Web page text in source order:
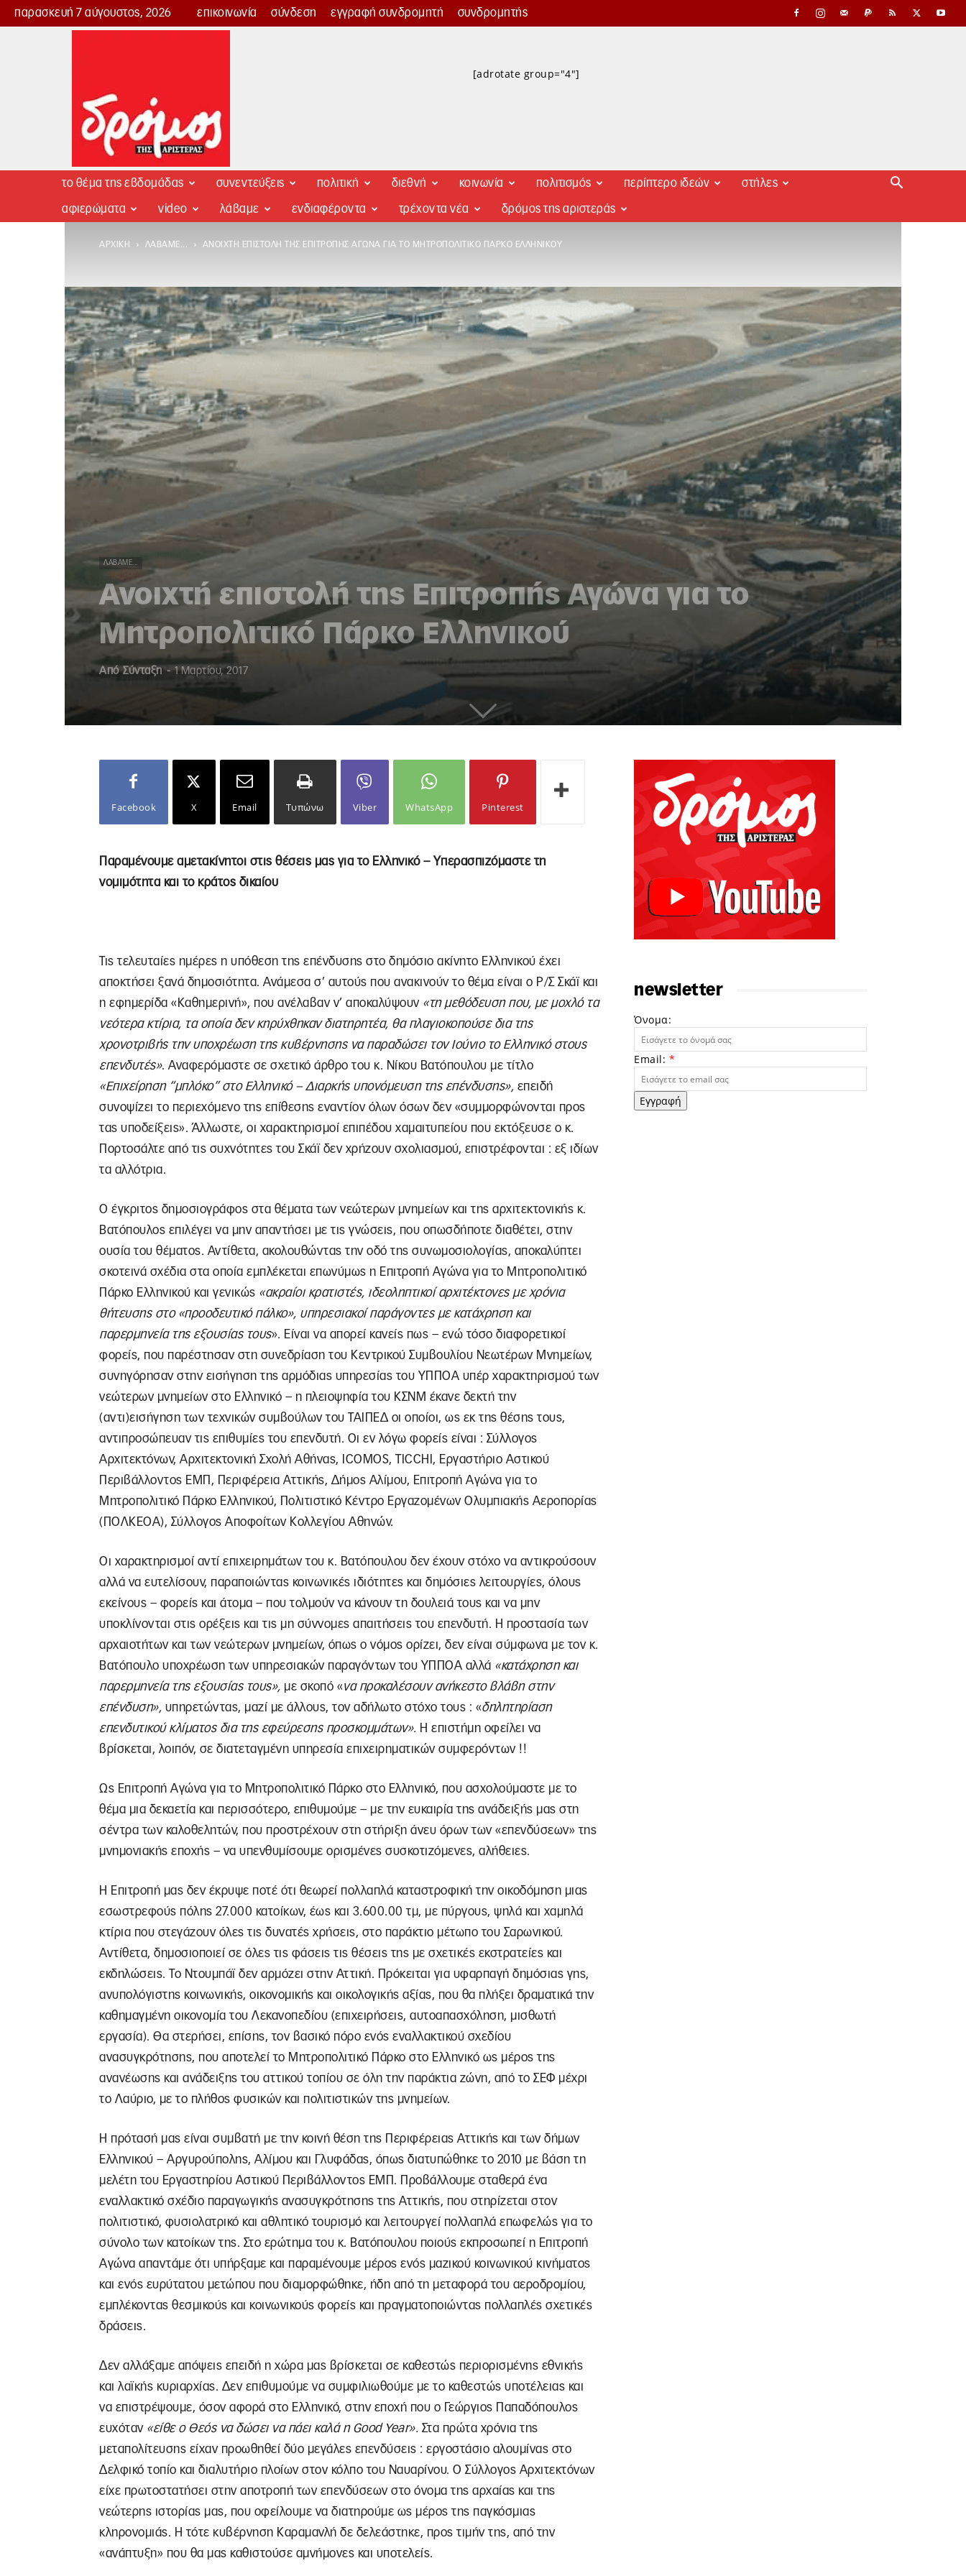
παρασκευή 7 αύγουστος, 2026 επικοινωνία σύνδεση εγγραφή συνδρομητή συνδρομητής
Δρόμος
[adrotate group="4"]
το θέμα της εβδομάδας συνεντεύξεις πολιτική διεθνή κοινωνία πολιτισμός περίπτερο ιδεών στήλες
αφιερώματα video λάβαμε ενδιαφέροντα τρέχοντα νέα δρόμος της αριστεράς
ΑΡΧΙΚΉ ΛΆΒΑΜΕ... ΑΝΟΙΧΤΉ ΕΠΙΣΤΟΛΉ ΤΗΣ ΕΠΙΤΡΟΠΉΣ ΑΓΏΝΑ ΓΙΑ ΤΟ ΜΗΤΡΟΠΟΛΙΤΙΚΌ ΠΆΡΚΟ ΕΛΛΗΝΙΚΟΎ
ΛΆΒΑΜΕ...
Ανοιχτή επιστολή της Επιτροπής Αγώνα για το
Μητροπολιτικό Πάρκο Ελληνικού
Από Σύνταξη - 1 Μαρτίου, 2017
Facebook X Email Τυπώνω Viber WhatsApp Pinterest
Παραμένουμε αμετακίνητοι στις θέσεις μας για το Ελληνικό – Υπερασπιζόμαστε τη
νομιμότητα και το κράτος δικαίου
Τις τελευταίες ημέρες η υπόθεση της επένδυσης στο δημόσιο ακίνητο Ελληνικού έχει
αποκτήσει ξανά δημοσιότητα. Ανάμεσα σ’ αυτούς που ανακινούν το θέμα είναι ο Ρ/Σ Σκάϊ και
η εφημερίδα «Καθημερινή», που ανέλαβαν ν’ αποκαλύψουν «τη μεθόδευση που, με μοχλό τα
νεότερα κτίρια, τα οποία δεν κηρύχθηκαν διατηρητέα, θα πλαγιοκοπούσε δια της
χρονοτριβής την υποχρέωση της κυβέρνησης να παραδώσει τον Ιούνιο το Ελληνικό στους
επενδυτές». Αναφερόμαστε σε σχετικό άρθρο του κ. Νίκου Βατόπουλου με τίτλο
«Επιχείρηση “μπλόκο” στο Ελληνικό – Διαρκής υπονόμευση της επένδυσης», επειδή
συνοψίζει το περιεχόμενο της επίθεσης εναντίον όλων όσων δεν «συμμορφώνονται προς
τας υποδείξεις». Άλλωστε, οι χαρακτηρισμοί επιπέδου χαμαιτυπείου που εκτόξευσε ο κ.
Πορτοσάλτε από τις συχνότητες του Σκάϊ δεν χρήζουν σχολιασμού, επιστρέφονται : εξ ιδίων
τα αλλότρια.
Ο έγκριτος δημοσιογράφος στα θέματα των νεώτερων μνημείων και της αρχιτεκτονικής κ.
Βατόπουλος επιλέγει να μην απαντήσει με τις γνώσεις, που οπωσδήποτε διαθέτει, στην
ουσία του θέματος. Αντίθετα, ακολουθώντας την οδό της συνωμοσιολογίας, αποκαλύπτει
σκοτεινά σχέδια στα οποία εμπλέκεται επωνύμως η Επιτροπή Αγώνα για το Μητροπολιτικό
Πάρκο Ελληνικού και γενικώς «ακραίοι κρατιστές, ιδεοληπτικοί αρχιτέκτονες με χρόνια
θήτευσης στο «προοδευτικό πάλκο», υπηρεσιακοί παράγοντες με κατάχρηση και
παρερμηνεία της εξουσίας τους». Είναι να απορεί κανείς πως – ενώ τόσο διαφορετικοί
φορείς, που παρέστησαν στη συνεδρίαση του Κεντρικού Συμβουλίου Νεωτέρων Μνημείων,
συνηγόρησαν στην εισήγηση της αρμόδιας υπηρεσίας του ΥΠΠΟΑ υπέρ χαρακτηρισμού των
νεώτερων μνημείων στο Ελληνικό – η πλειοψηφία του ΚΣΝΜ έκανε δεκτή την
(αντι)εισήγηση των τεχνικών συμβούλων του ΤΑΙΠΕΔ οι οποίοι, ως εκ της θέσης τους,
αντιπροσώπευαν τις επιθυμίες του επενδυτή. Οι εν λόγω φορείς είναι : Σύλλογος
Αρχιτεκτόνων, Αρχιτεκτονική Σχολή Αθήνας, ICOMOS, TICCHI, Εργαστήριο Αστικού
Περιβάλλοντος ΕΜΠ, Περιφέρεια Αττικής, Δήμος Αλίμου, Επιτροπή Αγώνα για το
Μητροπολιτικό Πάρκο Ελληνικού, Πολιτιστικό Κέντρο Εργαζομένων Ολυμπιακής Αεροπορίας
(ΠΟΛΚΕΟΑ), Σύλλογος Αποφοίτων Κολλεγίου Αθηνών.
Οι χαρακτηρισμοί αντί επιχειρημάτων του κ. Βατόπουλου δεν έχουν στόχο να αντικρούσουν
αλλά να ευτελίσουν, παραποιώντας κοινωνικές ιδιότητες και δημόσιες λειτουργίες, όλους
εκείνους – φορείς και άτομα – που τολμούν να κάνουν τη δουλειά τους και να μην
υποκλίνονται στις ορέξεις και τις μη σύννομες απαιτήσεις του επενδυτή. Η προστασία των
αρχαιοτήτων και των νεώτερων μνημείων, όπως ο νόμος ορίζει, δεν είναι σύμφωνα με τον κ.
Βατόπουλο υποχρέωση των υπηρεσιακών παραγόντων του ΥΠΠΟΑ αλλά «κατάχρηση και
παρερμηνεία της εξουσίας τους», με σκοπό «να προκαλέσουν ανήκεστο βλάβη στην
επένδυση», υπηρετώντας, μαζί με άλλους, τον αδήλωτο στόχο τους : «δηλητηρίαση
επενδυτικού κλίματος δια της εφεύρεσης προσκομμάτων». Η επιστήμη οφείλει να
βρίσκεται, λοιπόν, σε διατεταγμένη υπηρεσία επιχειρηματικών συμφερόντων !!
Ως Επιτροπή Αγώνα για το Μητροπολιτικό Πάρκο στο Ελληνικό, που ασχολούμαστε με το
θέμα μια δεκαετία και περισσότερο, επιθυμούμε – με την ευκαιρία της ανάδειξής μας στη
σέντρα των καλοθελητών, που προστρέχουν στη στήριξη άνευ όρων των «επενδύσεων» της
μνημονιακής εποχής – να υπενθυμίσουμε ορισμένες συσκοτιζόμενες, αλήθειες.
Η Επιτροπή μας δεν έκρυψε ποτέ ότι θεωρεί πολλαπλά καταστροφική την οικοδόμηση μιας
εσωστρεφούς πόλης 27.000 κατοίκων, έως και 3.600.00 τμ, με πύργους, ψηλά και χαμηλά
κτίρια που στεγάζουν όλες τις δυνατές χρήσεις, στο παράκτιο μέτωπο του Σαρωνικού.
Αντίθετα, δημοσιοποιεί σε όλες τις φάσεις τις θέσεις της με σχετικές εκστρατείες και
εκδηλώσεις. Το Ντουμπάϊ δεν αρμόζει στην Αττική. Πρόκειται για υφαρπαγή δημόσιας γης,
ανυπολόγιστης κοινωνικής, οικονομικής και οικολογικής αξίας, που θα πλήξει δραματικά την
καθημαγμένη οικονομία του Λεκανοπεδίου (επιχειρήσεις, αυτοαπασχόληση, μισθωτή
εργασία). Θα στερήσει, επίσης, τον βασικό πόρο ενός εναλλακτικού σχεδίου
ανασυγκρότησης, που αποτελεί το Μητροπολιτικό Πάρκο στο Ελληνικό ως μέρος της
ανανέωσης και ανάδειξης του αττικού τοπίου σε όλη την παράκτια ζώνη, από το ΣΕΦ μέχρι
το Λαύριο, με το πλήθος φυσικών και πολιτιστικών της μνημείων.
Η πρότασή μας είναι συμβατή με την κοινή θέση της Περιφέρειας Αττικής και των δήμων
Ελληνικού – Αργυρούπολης, Αλίμου και Γλυφάδας, όπως διατυπώθηκε το 2010 με βάση τη
μελέτη του Εργαστηρίου Αστικού Περιβάλλοντος ΕΜΠ. Προβάλλουμε σταθερά ένα
εναλλακτικό σχέδιο παραγωγικής ανασυγκρότησης της Αττικής, που στηρίζεται στον
πολιτιστικό, φυσιολατρικό και αθλητικό τουρισμό και λειτουργεί πολλαπλά επωφελώς για το
σύνολο των κατοίκων της. Στο ερώτημα του κ. Βατόπουλου ποιούς εκπροσωπεί η Επιτροπή
Αγώνα απαντάμε ότι υπήρξαμε και παραμένουμε μέρος ενός μαζικού κοινωνικού κινήματος
και ενός ευρύτατου μετώπου που διαμορφώθηκε, ήδη από τη μεταφορά του αεροδρομίου,
εμπλέκοντας θεσμικούς και κοινωνικούς φορείς και πραγματοποιώντας πολλαπλές σχετικές
δράσεις.
Δεν αλλάξαμε απόψεις επειδή η χώρα μας βρίσκεται σε καθεστώς περιορισμένης εθνικής
και λαϊκής κυριαρχίας. Δεν επιθυμούμε να συμφιλιωθούμε με το καθεστώς υποτέλειας και
να επιστρέψουμε, όσον αφορά στο Ελληνικό, στην εποχή που ο Γεώργιος Παπαδόπουλος
ευχόταν «είθε ο Θεός να δώσει να πάει καλά η Good Year». Στα πρώτα χρόνια της
μεταπολίτευσης είχαν προωθηθεί δύο μεγάλες επενδύσεις : εργοστάσιο αλουμίνας στο
Δελφικό τοπίο και διαλυτήριο πλοίων στον κόλπο του Ναυαρίνου. Ο Σύλλογος Αρχιτεκτόνων
είχε πρωτοστατήσει στην αποτροπή των επενδύσεων στο όνομα της αρχαίας και της
νεώτερης ιστορίας μας, που οφείλουμε να διατηρούμε ως μέρος της παγκόσμιας
κληρονομιάς. Η τότε κυβέρνηση Καραμανλή δε δελεάστηκε, προς τιμήν της, από την
«ανάπτυξη» που θα μας καθιστούσε αμνήμονες και υποτελείς.
newsletter
Όνομα:
Email: *
Εγγραφή